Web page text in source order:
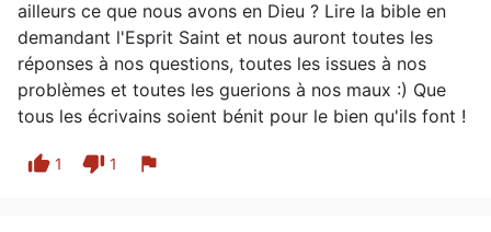
ailleurs ce que nous avons en Dieu ? Lire la bible en
demandant l'Esprit Saint et nous auront toutes les
réponses à nos questions, toutes les issues à nos
problèmes et toutes les guerions à nos maux :) Que
tous les écrivains soient bénit pour le bien qu'ils font !
thumb_up 1 thumb_down 1 flag